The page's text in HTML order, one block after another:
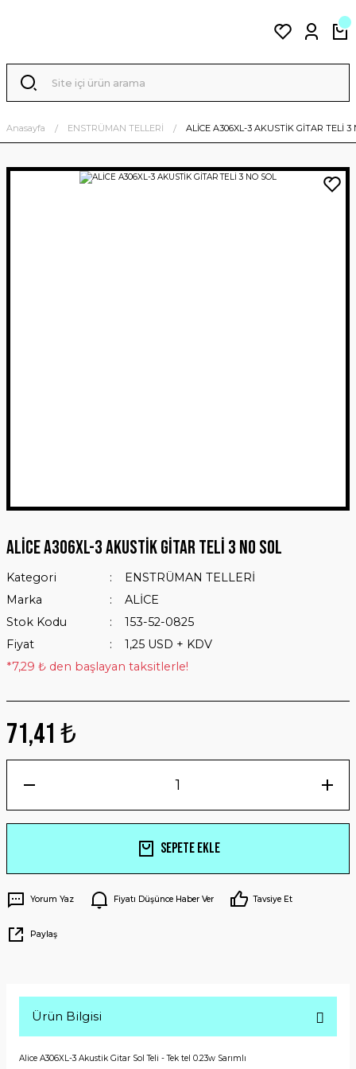
Anasayfa ENSTRÜMAN TELLERİ ALİCE A306XL-3 AKUSTİK GİTAR TELİ 3
ALİCE A306XL-3 AKUSTİK GİTAR TELİ 3 NO SOL
Kategori
ENSTRÜMAN TELLERİ
Marka
ALİCE
Stok Kodu
153-52-0825
Fiyat
1,25 USD + KDV
*7,29 ₺ den başlayan taksitlerle!
71,41 ₺
Sepete Ekle
Yorum Yaz Fiyatı Düşünce Haber Ver Tavsiye Et
Paylaş
Ürün Bilgisi
Alice A306XL-3 Akustik Gitar Sol Teli - Tek tel 0.23w Sarımlı